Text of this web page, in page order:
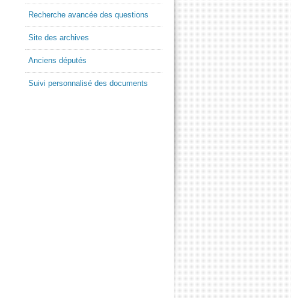
Recherche avancée des questions
Site des archives
Anciens députés
Suivi personnalisé des documents